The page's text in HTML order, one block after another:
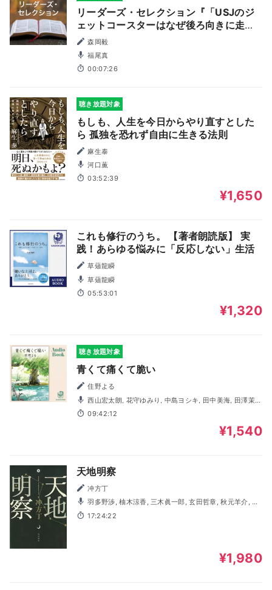
リーダーズ・セレクション『「USJのジ
ェットコースターはなぜ後ろ向きに走っ
たのか」』（KADOKAWA／角川書店）
powered by 新刊JP
森岡毅
福尾真
00:07:26
聴き放題対象
もしも、人生を今日からやり直すとした
ら 孤独を恐れず自由に生きる法則
麻生泰
河口薫
03:52:39
¥1,650
これも修行のうち。 【著者朗読版】 実
践！あらゆる悩みに「反応しない」生活
草薙龍瞬
草薙龍瞬
05:53:01
¥1,320
聴き放題対象
青くて痛くて脆い
住野よる
西山宏太朗, 花守ゆみり, 中島ヨシキ, 田中美海, 田澤茉
純, 羽多野渉, 佐藤元, 井上健一, 小林敬, 有住藍理, 小田果林,
髙山滉, 早瀬莉花, 山石さとみ, 泉帆唯花, 林原渉太
09:42:12
¥1,540
天地明察
冲方丁
羽多野渉, 柚木涼香, 三木眞一郎, 玄田哲章, 秋元羊介, 小
形満, 土田大, 斉藤壮馬, ふくまつ進紗, ケン・サンダース, 福
沢良一, 金光宣明, 森谷里美, 三宅貴大, 藤井隼, 若林佑, 堀総
17:24:22
¥1,980